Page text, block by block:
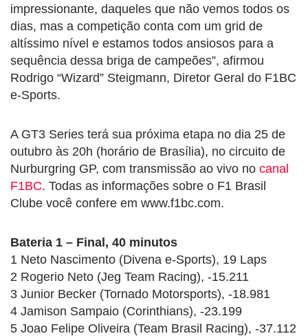
impressionante, daqueles que não vemos todos os
dias, mas a competição conta com um grid de
altíssimo nível e estamos todos ansiosos para a
sequência dessa briga de campeões”, afirmou
Rodrigo “Wizard” Steigmann, Diretor Geral do F1BC
e-Sports.
A GT3 Series terá sua próxima etapa no dia 25 de
outubro às 20h (horário de Brasília), no circuito de
Nurburgring GP, com transmissão ao vivo no canal
F1BC. Todas as informações sobre o F1 Brasil
Clube você confere em www.f1bc.com.
Bateria 1 – Final, 40 minutos
1 Neto Nascimento (Divena e-Sports), 19 Laps
2 Rogerio Neto (Jeg Team Racing), -15.211
3 Junior Becker (Tornado Motorsports), -18.981
4 Jamison Sampaio (Corinthians), -23.199
5 Joao Felipe Oliveira (Team Brasil Racing), -37.112